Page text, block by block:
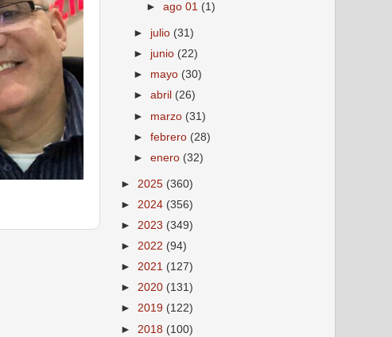
►ago 01 (1)
► julio (31)
► junio (22)
► mayo (30)
►abril (26)
► marzo (31)
►febrero (28)
►enero (32)
► 2025 (360)
► 2024 (356)
► 2023 (349)
► 2022 (94)
► 2021 (127)
► 2020 (131)
► 2019 (122)
► 2018 (100)